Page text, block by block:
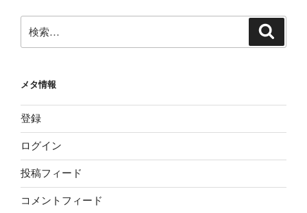
索:
メタ情報
登録
ログイン
投稿フィード
コメントフィード